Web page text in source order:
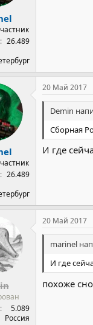
26.489
26.489
20 Май 2017
Demin
Сборная
И где
5.089
Россия
20 Май 2017
marinel
И где
похоже